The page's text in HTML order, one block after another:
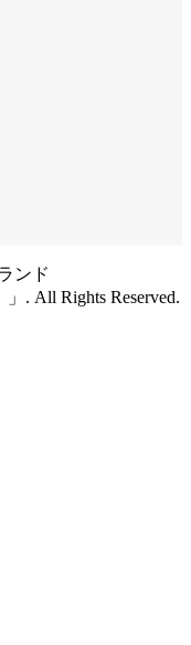
ンド
. All Rights Reserved.